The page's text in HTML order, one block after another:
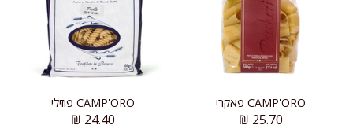
CAMP'ORO פאקרי
25.70
₪
CAMP'ORO פוזילי
24.40
₪